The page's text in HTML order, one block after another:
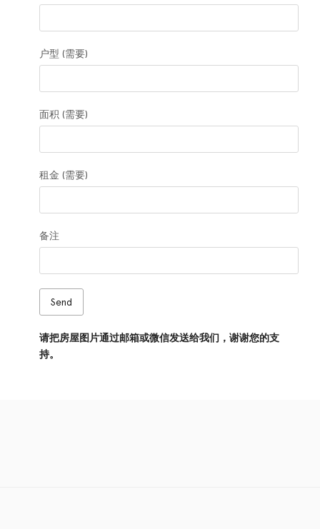
户型 (需要)
面积 (需要)
租金 (需要)
备注
请把房屋图片通过邮箱或微信发送给我们，谢谢您的支
持。